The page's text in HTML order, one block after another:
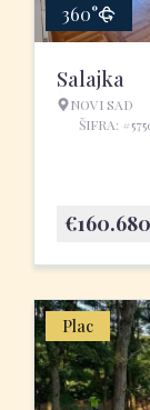
360°
Salajka
NOVI SAD
ŠIFRA:
€160.680
Plac